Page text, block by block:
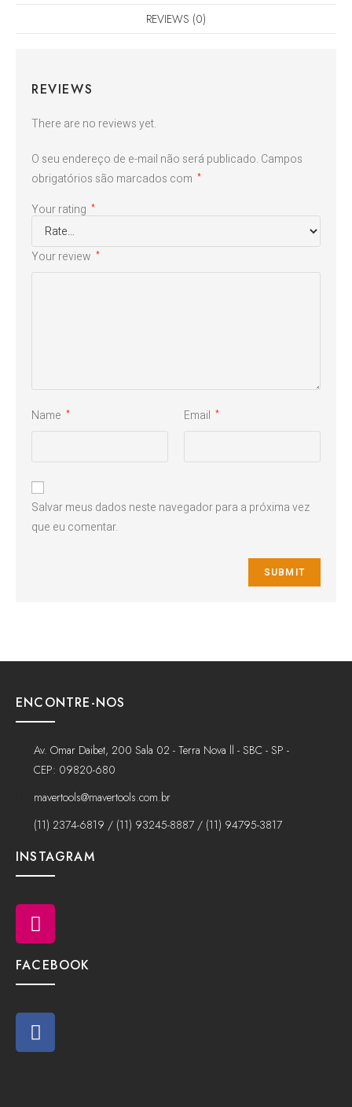
REVIEWS (0)
REVIEWS
There are no reviews yet.
O seu endereço de e-mail não será publicado. Campos
obrigatórios são marcados com *
Your rating *
Your review *
Name * Email *
Salvar meus dados neste navegador para a próxima vez
que eu comentar.
ENCONTRE-NOS
Av. Omar Daibet, 200 Sala 02 - Terra Nova ll - SBC - SP -
CEP: 09820-680
mavertools@mavertools.com.br
(11) 2374-6819 / (11) 93245-8887 / (11) 94795-3817
INSTAGRAM
FACEBOOK